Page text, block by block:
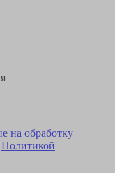
на обработку
Политикой